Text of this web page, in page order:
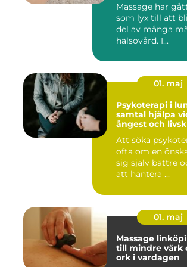
Massage har
som lyx till att
del av många
hälsovård. I...
01. maj
Psykoterapi i lund så
samtal hjälpa
ångest och
Att söka
ofta om en
sig själv bättre
att hantera ...
01. maj
Massage linköping en
till mindre värk
ork i vardagen